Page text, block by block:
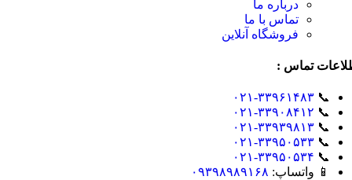
درباره ما
تماس با ما
فروشگاه آنلاین
تماس :
📞 ۰۲۱-۳۳۹۶۱۴۸۳
📞 ۰۲۱-۳۳۹۰۸۴۱۲
📞 ۰۲۱-۳۳۹۳۹۸۱۳
📞 ۰۲۱-۳۳۹۵۰۵۳۳
📞 ۰۲۱-۳۳۹۵۰۵۳۴
📱 واتساپ: ۰۹۳۹۸۹۸۹۱۶۸